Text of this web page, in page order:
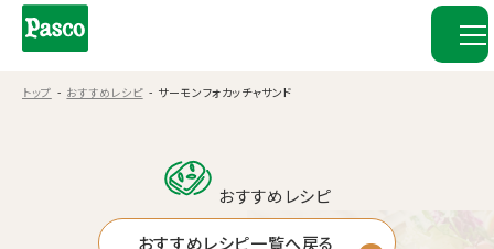
トップ おすすめレシピ サーモンフォカッチャサンド
おすすめレシピ
おすすめレシピ一覧へ戻る